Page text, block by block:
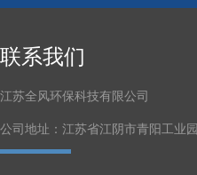
联系我们
江苏全风环保科技有限公司
公司地址：江苏省江阴市青阳工业